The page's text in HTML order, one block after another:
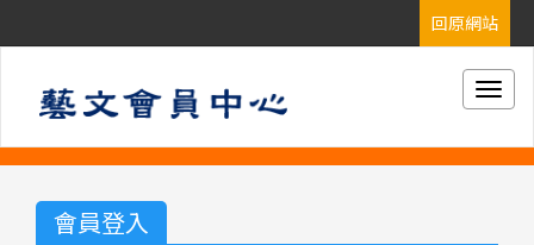
會員登入